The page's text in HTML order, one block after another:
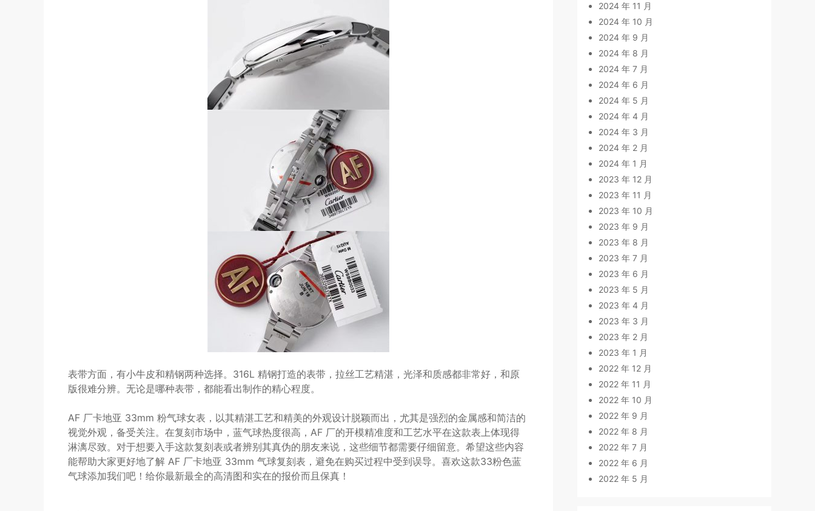
表带方面，有小牛皮和精钢两种选择。316L 精钢打造的表带，拉丝工艺精湛，光泽和质感都非常好，和原
版很难分辨。无论是哪种表带，都能看出制作的精心程度。
AF 厂卡地亚 33mm 粉气球女表，以其精湛工艺和精美的外观设计脱颖而出，尤其是强烈的金属感和简洁的
视觉外观，备受关注。在复刻市场中，蓝气球热度很高，AF 厂的开模精准度和工艺水平在这款表上体现得
淋漓尽致。对于想要入手这款复刻表或者辨别其真伪的朋友来说，这些细节都需要仔细留意。希望这些内容
能帮助大家更好地了解 AF 厂卡地亚 33mm 气球复刻表，避免在购买过程中受到误导。喜欢这款33粉色蓝
气球添加我们吧！给你最新最全的高清图和实在的报价而且保真！
2024 年 11 月
2024 年 10 月
2024 年 9 月
2024 年 8 月
2024 年 7 月
2024 年 6 月
2024 年 5 月
2024 年 4 月
2024 年 3 月
2024 年 2 月
2024 年 1 月
2023 年 12 月
2023 年 11 月
2023 年 10 月
2023 年 9 月
2023 年 8 月
2023 年 7 月
2023 年 6 月
2023 年 5 月
2023 年 4 月
2023 年 3 月
2023 年 2 月
2023 年 1 月
2022 年 12 月
2022 年 11 月
2022 年 10 月
2022 年 9 月
2022 年 8 月
2022 年 7 月
2022 年 6 月
2022 年 5 月